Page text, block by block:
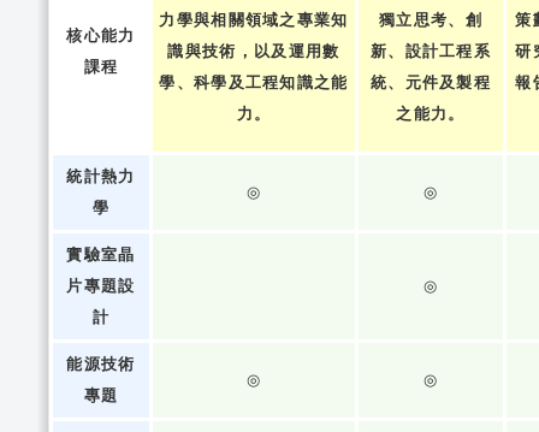
核心能力
課程
力學與相關領域之專業知
識與技術，以及運用數
學、科學及工程知識之能
力。
獨立思考、創
新、設計工程系
統、元件及製程
之能力。
策
研
報
統計熱力
學
◎ ◎
實驗室晶
片專題設
計
◎
能源技術
專題
◎ ◎